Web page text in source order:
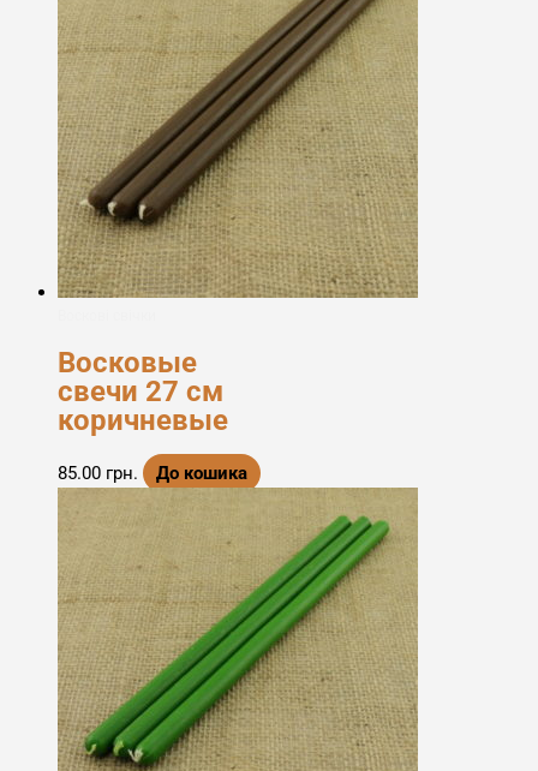
Восковые
свечи 27 см
коричневые
85.00 грн. До кошика